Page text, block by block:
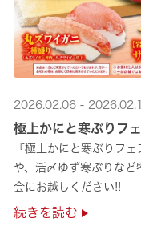
2026.02.06 -
極上かにと寒ぶりフ
『極上かにと寒ぶりフ
や、活〆ゆず寒ぶりなど
会にお越しください!!
続きを読む